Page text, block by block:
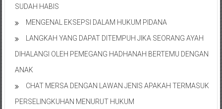
Barat/
Terdekat
SUDAH HABIS
MENGENAL EKSEPSI DALAM HUKUM PIDANA
LANGKAH YANG DAPAT DITEMPUH JIKA SEORANG AYAH
DIHALANGI OLEH PEMEGANG HADHANAH BERTEMU DENGAN
ANAK
CHAT MERSA DENGAN LAWAN JENIS APAKAH TERMASUK
PERSELINGKUHAN MENURUT HUKUM